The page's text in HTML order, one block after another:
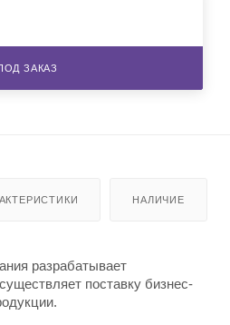
ЗАКАЗ
НАЛИЧИЕ
разрабатывает
поставку бизнес-